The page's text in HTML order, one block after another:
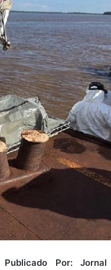
Por: